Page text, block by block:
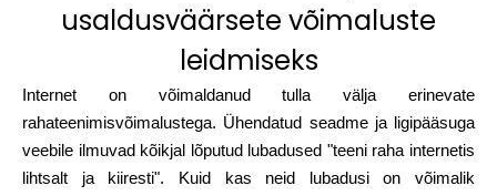
Brändide galerii
Brändi valik
usaldusväärsete võimaluste
leidmiseks
Internet on võimaldanud tulla välja erinevate
rahateenimisvõimalustega. Ühendatud seadme ja ligipääsuga
veebile ilmuvad kõikjal lõputud lubadused "teeni raha internetis
lihtsalt ja kiiresti". Kuid kas neid lubadusi on võimalik